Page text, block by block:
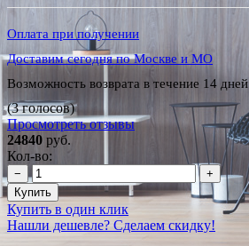
Оплата при получении
Доставим сегодня по Москве и МО
Возможность возврата в течение 14 дней
(3 голосов)
Просмотреть отзывы
24840 руб.
Кол-во:
−
+
Купить
Купить в один клик
Нашли дешевле? Сделаем скидку!